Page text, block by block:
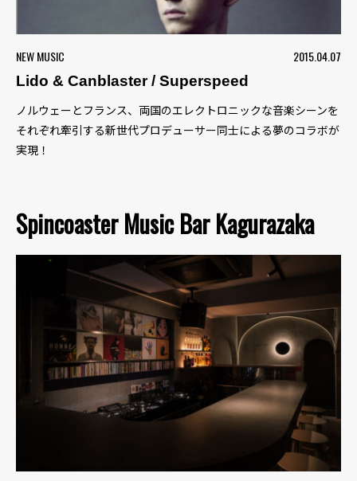
NEW MUSIC
2015.04.07
Lido & Canblaster / Superspeed
ノルウェーとフランス、両国のエレクトロニックな音楽シーンを
それぞれ牽引する新世代プロデューサー同士による夢のコラボが
実現！
Spincoaster Music Bar Kagurazaka